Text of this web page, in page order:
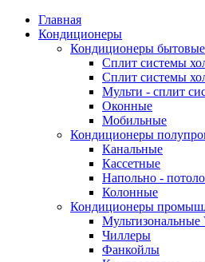
Главная
Кондиционеры
Кондиционеры бытовые
Сплит системы
Сплит системы
Мульти - сплит
Оконные
Мобильные
Кондиционеры
Канальные
Кассетные
Напольно -
Колонные
Кондиционеры
Чиллеры
Фанкойлы